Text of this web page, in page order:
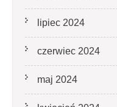
lipiec 2024
czerwiec 2024
maj 2024